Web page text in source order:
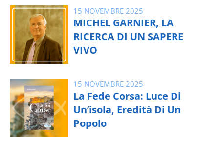
15 NOVEMBRE 2025
MICHEL GARNIER, LA
RICERCA DI UN SAPERE
VIVO
15 NOVEMBRE 2025
La Fede Corsa: Luce Di
Un’isola, Eredità Di Un
Popolo